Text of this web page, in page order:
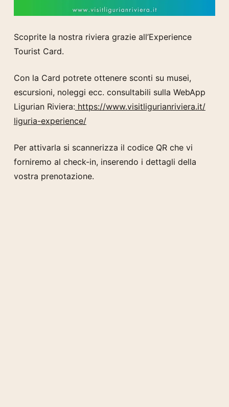
Scoprite la nostra riviera grazie all’Experience
Tourist Card.
Con la Card potrete ottenere sconti su musei,
escursioni, noleggi ecc. consultabili sulla WebApp
Ligurian Riviera:https://www.visitligurianriviera.it/
liguria-experience/
Per attivarla si scannerizza il codice QR che vi
forniremo al check-in, inserendo i dettagli della
vostra prenotazione.